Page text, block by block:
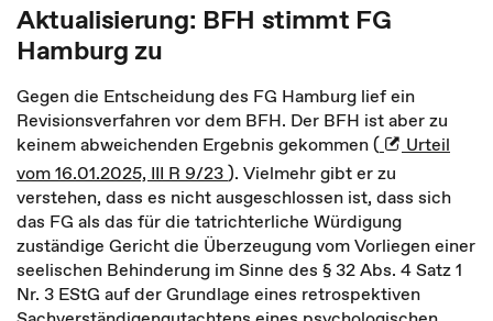
Aktualisierung: BFH stimmt FG
Hamburg zu
Gegen die Entscheidung des FG Hamburg lief ein
Revisionsverfahren vor dem BFH. Der BFH ist aber zu
keinem abweichenden Ergebnis gekommen (
Urteil
vom 16.01.2025, III R 9/23). Vielmehr gibt er zu
verstehen, dass es nicht ausgeschlossen ist, dass sich
das FG als das für die tatrichterliche Würdigung
zuständige Gericht die Überzeugung vom Vorliegen einer
seelischen Behinderung im Sinne des § 32 Abs. 4 Satz 1
Nr. 3 EStG auf der Grundlage eines retrospektiven